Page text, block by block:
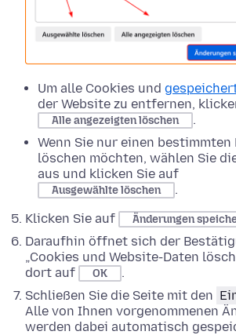
Um alle Cookies und
der Website zu entfernen,
Alle angezeigten löschen
.
Wenn Sie nur einen bestimmten
löschen möchten, wählen Sie
aus und klicken Sie auf
Ausgewählte löschen
.
Klicken Sie auf
Änderungen
Daraufhin öffnet sich der
„Cookies und Website-Daten
dort auf
OK
.
Schließen Sie die Seite mit den
Alle von Ihnen vorgenommenen
werden dabei automatisch